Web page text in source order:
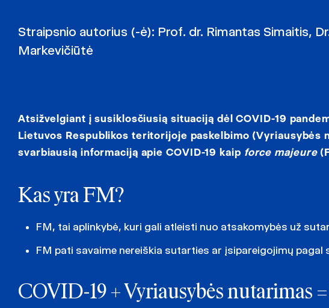
Straipsnio autorius (-ė): Prof. dr. Rimantas Simaitis,
Markevičiūtė
Atsižvelgiant į susiklosčiusią situaciją dėl COVID-19
Lietuvos Respublikos teritorijoje paskelbimo
svarbiausią informaciją apie COVID-19 kaip force majeure
Kas yra FM?
FM, tai aplinkybė, kuri gali atleisti nuo atsakomybės už
FM pati savaime nereiškia sutarties ar įsipareigojimų pagal
COVID-19 + Vyriausybės nutarimas